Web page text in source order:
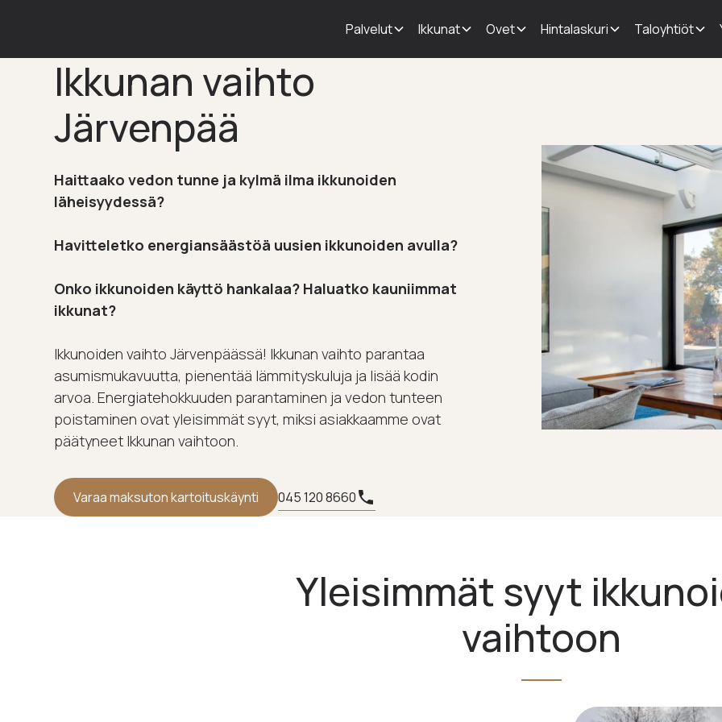
Palvelut Ikkunat Ovet Hintalaskuri Taloyhtiöt
Ikkunan vaihto
Järvenpää
Haittaako vedon tunne ja kylmä ilma ikkunoiden
läheisyydessä?
Havitteletko energiansäästöä uusien ikkunoiden avulla?
Onko ikkunoiden käyttö hankalaa? Haluatko kauniimmat
ikkunat?
Ikkunoiden vaihto Järvenpäässä! Ikkunan vaihto parantaa
asumismukavuutta, pienentää lämmityskuluja ja lisää kodin
arvoa. Energiatehokkuuden parantaminen ja vedon tunteen
poistaminen ovat yleisimmät syyt, miksi asiakkaamme ovat
päätyneet Ikkunan vaihtoon.
Varaa maksuton kartoituskäynti 045 120 8660
Yleisimmät syyt
vaihtoon